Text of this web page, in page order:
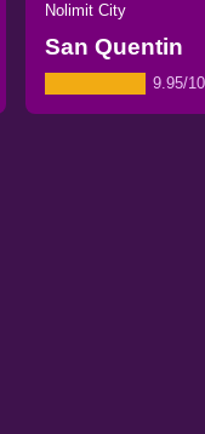
Nolimit City
San Quentin
9.95/10